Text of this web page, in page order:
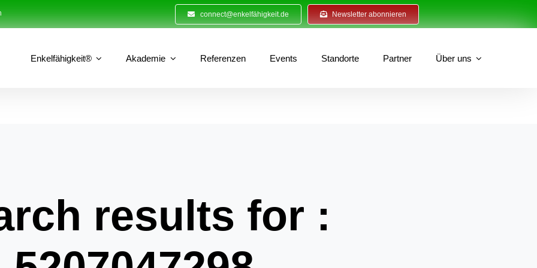
connect@enkelfähigkeit.de Newsletter abonnieren
Enkelfähigkeit® Akademie Referenzen Events Standorte Partner Über uns
results for :